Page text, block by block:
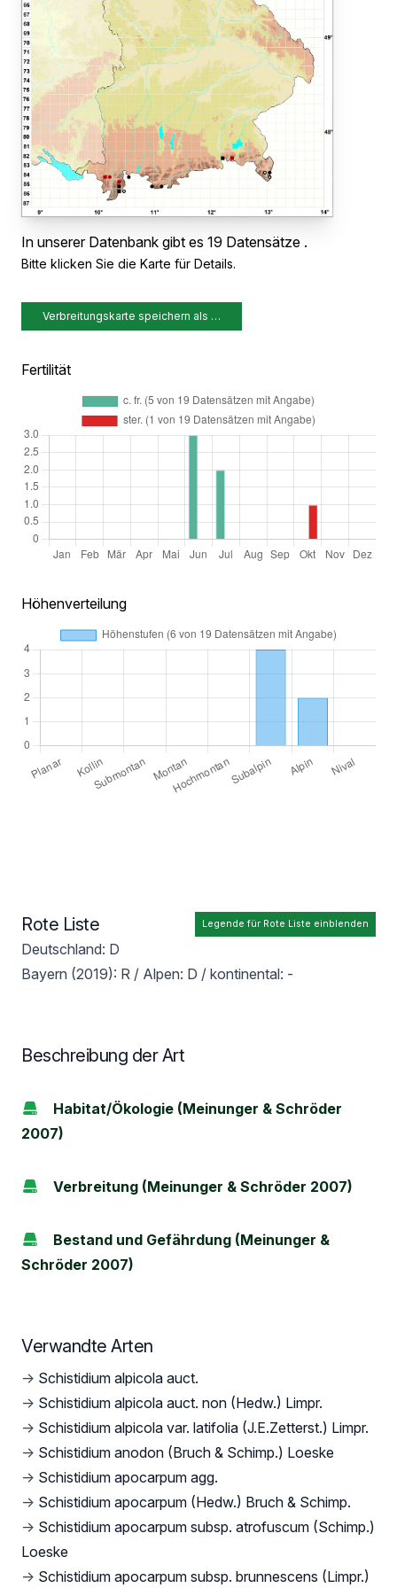
In unserer Datenbank gibt es 19 Datensätze .
Bitte klicken Sie die Karte für Details.
Verbreitungskarte speichern als …
Fertilität
Höhenverteilung
Legende für Rote Liste einblenden
Rote Liste
Deutschland: D
Bayern (2019): R / Alpen: D / kontinental: -
Beschreibung der Art
Habitat/Ökologie (Meinunger & Schröder
2007)
Verbreitung (Meinunger & Schröder 2007)
Bestand und Gefährdung (Meinunger &
Schröder 2007)
Verwandte Arten
→ Schistidium alpicola auct.
→ Schistidium alpicola auct. non (Hedw.) Limpr.
→ Schistidium alpicola var. latifolia (J.E.Zetterst.) Limpr.
→ Schistidium anodon (Bruch & Schimp.) Loeske
→ Schistidium apocarpum agg.
→ Schistidium apocarpum (Hedw.) Bruch & Schimp.
→ Schistidium apocarpum subsp. atrofuscum (Schimp.)
Loeske
→ Schistidium apocarpum subsp. brunnescens (Limpr.)